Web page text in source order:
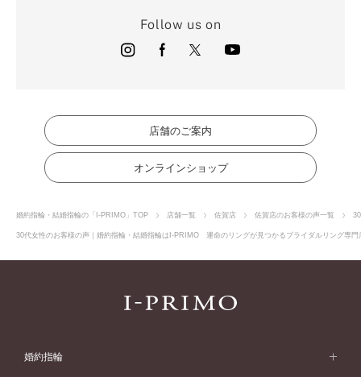
Follow us on
店舗のご案内
オンラインショップ
婚約指輪・結婚指輪の「I-PRIMO」TOP 店舗一覧 佐賀店 佐賀店のお客様の声一覧
30代女性のお客様の声｜婚約指輪・結婚指輪はI-PRIMO 運命のリングが見つかるブライダルリング専
婚約指輪